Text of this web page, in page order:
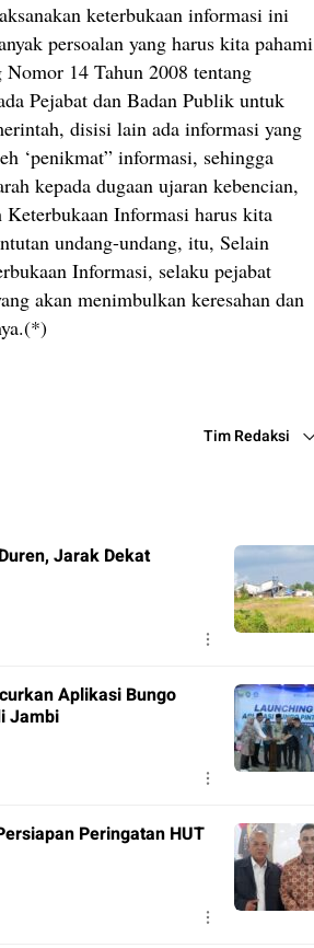
keterbukaan informasi ini
persoalan yang harus kita pahami
14 Tahun 2008 tentang
Pejabat dan Badan Publik untuk
disisi lain ada informasi yang
‘penikmat” informasi, sehingga
kepada dugaan ujaran kebencian,
Keterbukaan Informasi harus kita
undang-undang, itu, Selain
Informasi, selaku pejabat
akan menimbulkan keresahan dan
Tim Redaksi
Jarak Dekat
Aplikasi Bungo
Jambi
Peringatan HUT